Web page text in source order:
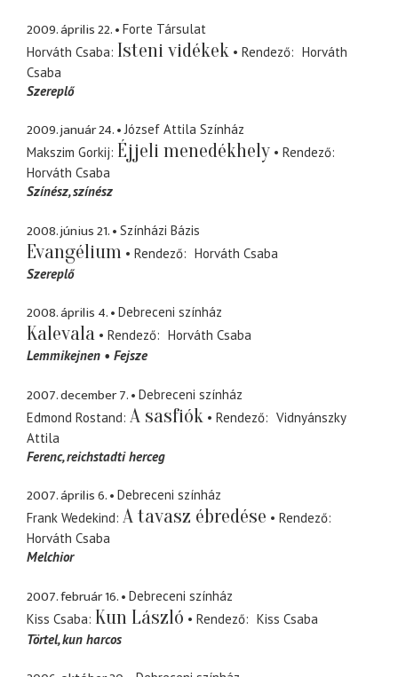
2009. április 22.
Forte Társulat
Horváth Csaba Isteni vidékek Rendező
Horváth
Csaba
Szereplő
2009. január 24.
József Attila Színház
Makszim Gorkij Éjjeli menedékhely
Rendező
Horváth Csaba
Színész színész
2008. június 21. Színházi Bázis
Evangélium Rendező
Horváth Csaba
Szereplő
2008. április 4. Debreceni színház
Kalevala Rendező
Horváth Csaba
Lemmikejnen
Fejsze
2007. december 7.
Debreceni színház
Edmond Rostand A sasfiók Rendező
Vidnyánszky
Attila
Ferenc reichstadti herceg
2007. április 6.
Debreceni színház
Frank Wedekind A tavasz ébredése
Rendező
Horváth Csaba
Melchior
2007. február 16.
Debreceni színház
Kiss Csaba Kun László Rendező
Kiss Csaba
Törtel kun harcos